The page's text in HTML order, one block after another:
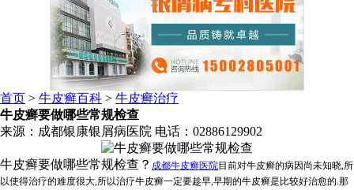
首页 > 牛皮癣百科 > 牛皮癣治疗
牛皮癣要做哪些常规检查
来源：成都银康银屑病医院 电话：02886129902
牛皮癣要做哪些常规检查？ 成都牛皮癣医院目前对牛皮癣的病因尚未知晓,所
以使得治疗的难度很大,所以治疗牛皮癣一定要趁早,早期的牛皮癣是比较好治愈的.那